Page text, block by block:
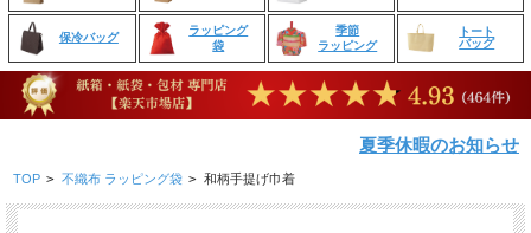
保冷バッグ
ラッピング
袋
季節
ラッピング
トート
バッグ
夏季休暇のお知らせ
TOP > 不織布 ラッピング袋 > 和柄手提げ巾着